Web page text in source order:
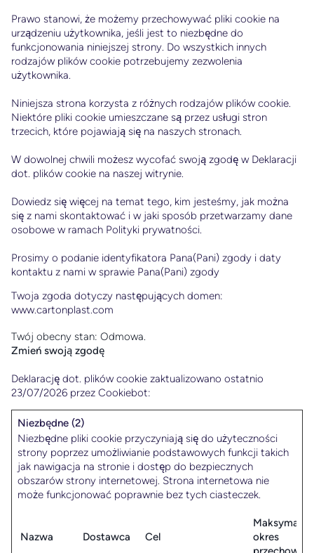
Prawo stanowi, że możemy przechowywać pliki cookie na
urządzeniu użytkownika, jeśli jest to niezbędne do
funkcjonowania niniejszej strony. Do wszystkich innych
rodzajów plików cookie potrzebujemy zezwolenia
użytkownika.
Niniejsza strona korzysta z różnych rodzajów plików cookie.
Niektóre pliki cookie umieszczane są przez usługi stron
trzecich, które pojawiają się na naszych stronach.
W dowolnej chwili możesz wycofać swoją zgodę w Deklaracji
dot. plików cookie na naszej witrynie.
Dowiedz się więcej na temat tego, kim jesteśmy, jak można
się z nami skontaktować i w jaki sposób przetwarzamy dane
osobowe w ramach Polityki prywatności.
Prosimy o podanie identyfikatora Pana(Pani) zgody i daty
kontaktu z nami w sprawie Pana(Pani) zgody
Twoja zgoda dotyczy następujących domen:
www.cartonplast.com
Twój obecny stan: Odmowa.
Zmień swoją zgodę
Deklarację dot. plików cookie zaktualizowano ostatnio
23/07/2026 przez Cookiebot:
Niezbędne (2)
Niezbędne pliki cookie przyczyniają się do użyteczności
strony poprzez umożliwianie podstawowych funkcji takich
jak nawigacja na stronie i dostęp do bezpiecznych
obszarów strony internetowej. Strona internetowa nie
może funkcjonować poprawnie bez tych ciasteczek.
Nazwa Dostawca Cel
Maksymalny
okres